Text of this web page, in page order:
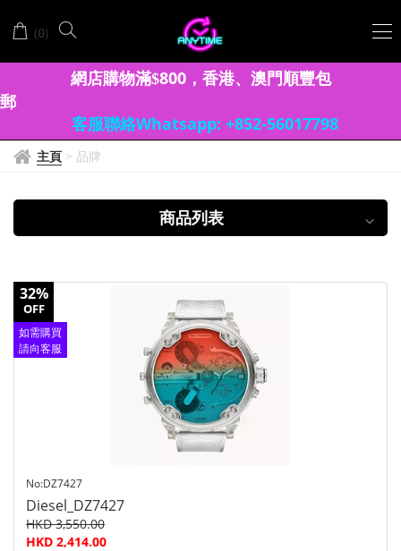
DIESEL
迪
賽
(0)
網店購物滿$800， 香港、澳門順豐包
郵
客服聯絡Whatsapp: +852-56017798
主頁 > 品牌
商品列表
32%
OFF
如需購買
請向客服
No:DZ7427
Diesel_DZ7427
HKD 3,550.00
HKD 2,414.00